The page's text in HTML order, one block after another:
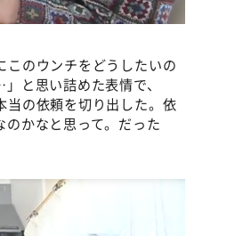
このウンチをどうしたいの
と思い詰めた表情で、
当の依頼を切り出した。依
かなと思って。だった